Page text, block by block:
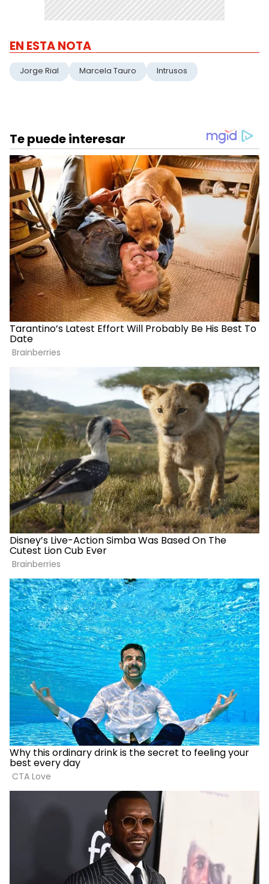
EN ESTA NOTA
Jorge Rial Marcela Tauro Intrusos